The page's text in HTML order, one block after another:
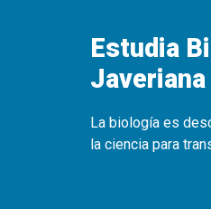
Estudia
Javeriana
La biología es
la ciencia para